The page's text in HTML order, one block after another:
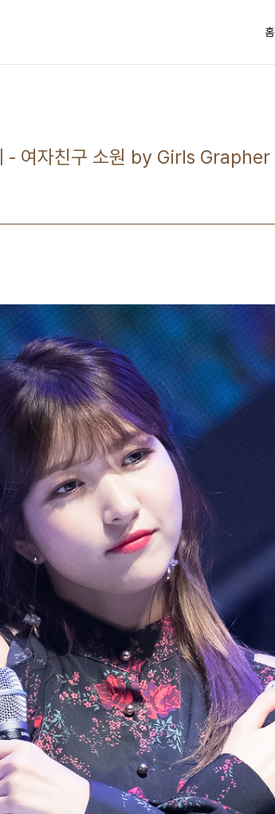
홈
- 여자친구 소원 by Girls Grapher